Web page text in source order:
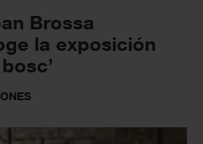
Brossa
la exposición